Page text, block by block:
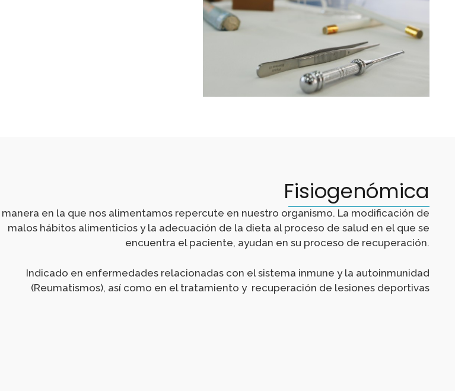
Fisiogenómica
manera en la que nos alimentamos repercute en nuestro organismo. La modificación de
malos hábitos alimenticios y la adecuación de la dieta al proceso de salud en el que se
encuentra el paciente, ayudan en su proceso de recuperación.
Indicado en enfermedades relacionadas con el sistema inmune y la autoinmunidad
(Reumatismos), así como en el tratamiento y recuperación de lesiones deportivas